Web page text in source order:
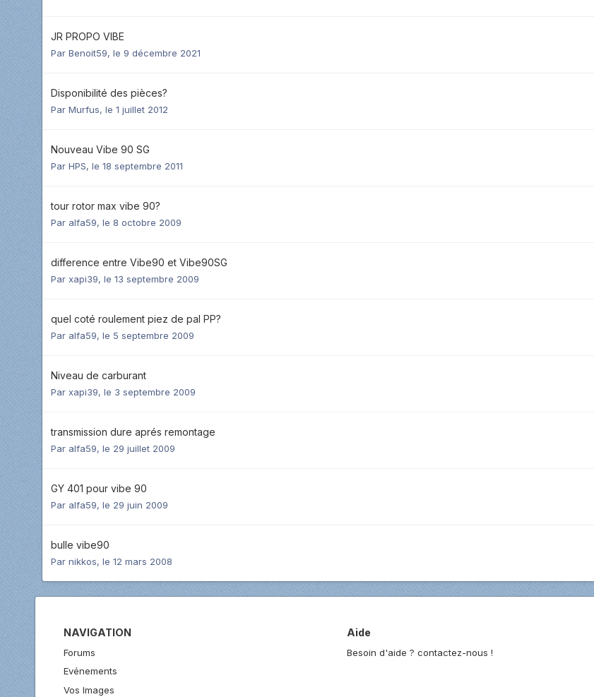
JR PROPO VIBE
Par Benoit59, le 9 décembre 2021
Disponibilité des pièces?
Par Murfus, le 1 juillet 2012
Nouveau Vibe 90 SG
Par HPS, le 18 septembre 2011
tour rotor max vibe 90?
Par alfa59, le 8 octobre 2009
difference entre Vibe90 et Vibe90SG
Par xapi39, le 13 septembre 2009
quel coté roulement piez de pal PP?
Par alfa59, le 5 septembre 2009
Niveau de carburant
Par xapi39, le 3 septembre 2009
transmission dure aprés remontage
Par alfa59, le 29 juillet 2009
GY 401 pour vibe 90
Par alfa59, le 29 juin 2009
bulle vibe90
Par nikkos, le 12 mars 2008
NAVIGATION
Forums
Evénements
Vos Images
Aide
Besoin d'aide ? contactez-nous !